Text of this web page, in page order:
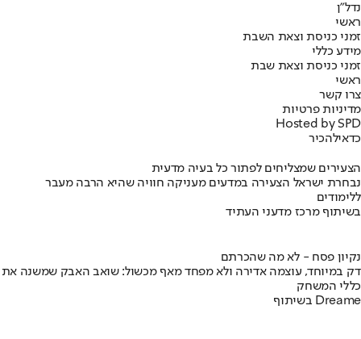
נדל"ן
ראשי
זמני כניסת וצאת השבת
מידע כללי
זמני כניסת וצאת שבת
ראשי
צרו קשר
מדיניות פרטיות
Hosted by SPD
כדאילהכיר
הצעירים שמצליחים לפתור כל בעיה מדעית
נבחרת ישראל הצעירה במדעים מעניקה חוויה שהיא הרבה מעבר
ללימודים
בשיתוף מרכז מדעני העתיד
נקיון פסח - לא מה שהכרתם
דק במיוחד, עוצמה אדירה ולא מפחד מאף מכשול: שואב האבק שמשנה את
כללי המשחק
בשיתוף Dreame